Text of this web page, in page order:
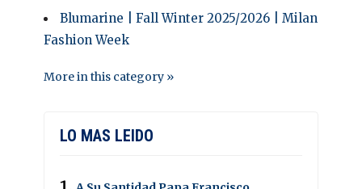
Blumarine | Fall Winter 2025/2026 | Milan
Fashion Week
More in this category »
LO MAS LEIDO